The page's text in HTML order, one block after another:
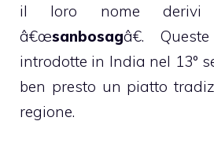
il loro nome derivi
â€œsanbosagâ€.
introdotte in India nel 13°
ben presto un piatto
regione.